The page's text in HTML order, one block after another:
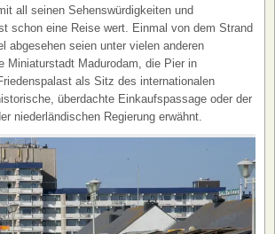
all seinen Sehenswürdigkeiten und
schon eine Reise wert. Einmal von dem Strand
abgesehen seien unter vielen anderen
Miniaturstadt Madurodam, die Pier in
als Sitz des internationalen
überdachte Einkaufspassage oder der
niederländischen Regierung erwähnt.